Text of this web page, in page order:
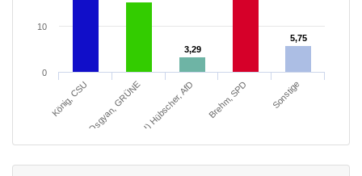
3,29
3,29
5,75
5,75
König, CSU Osgyan, GRÜNE
Dipl.-Kfm. (FH) Hübscher, AfD Brehm, SPD Sonstige
0
10